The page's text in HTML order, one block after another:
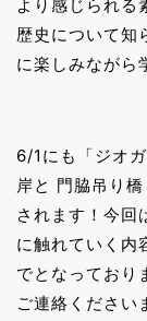
より感じられる
歴史について知
に楽しみながら
6/1にも「ジオ
岸と 門脇吊り
されます！今回
に触れていく内
でとなっており
ご連絡ください